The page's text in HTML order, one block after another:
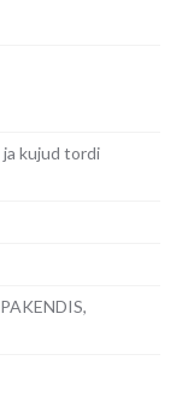
kujud tordi